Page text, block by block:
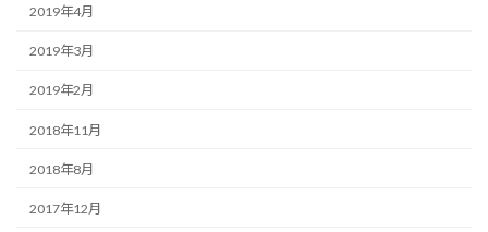
2019年4月
2019年3月
2019年2月
2018年11月
2018年8月
2017年12月